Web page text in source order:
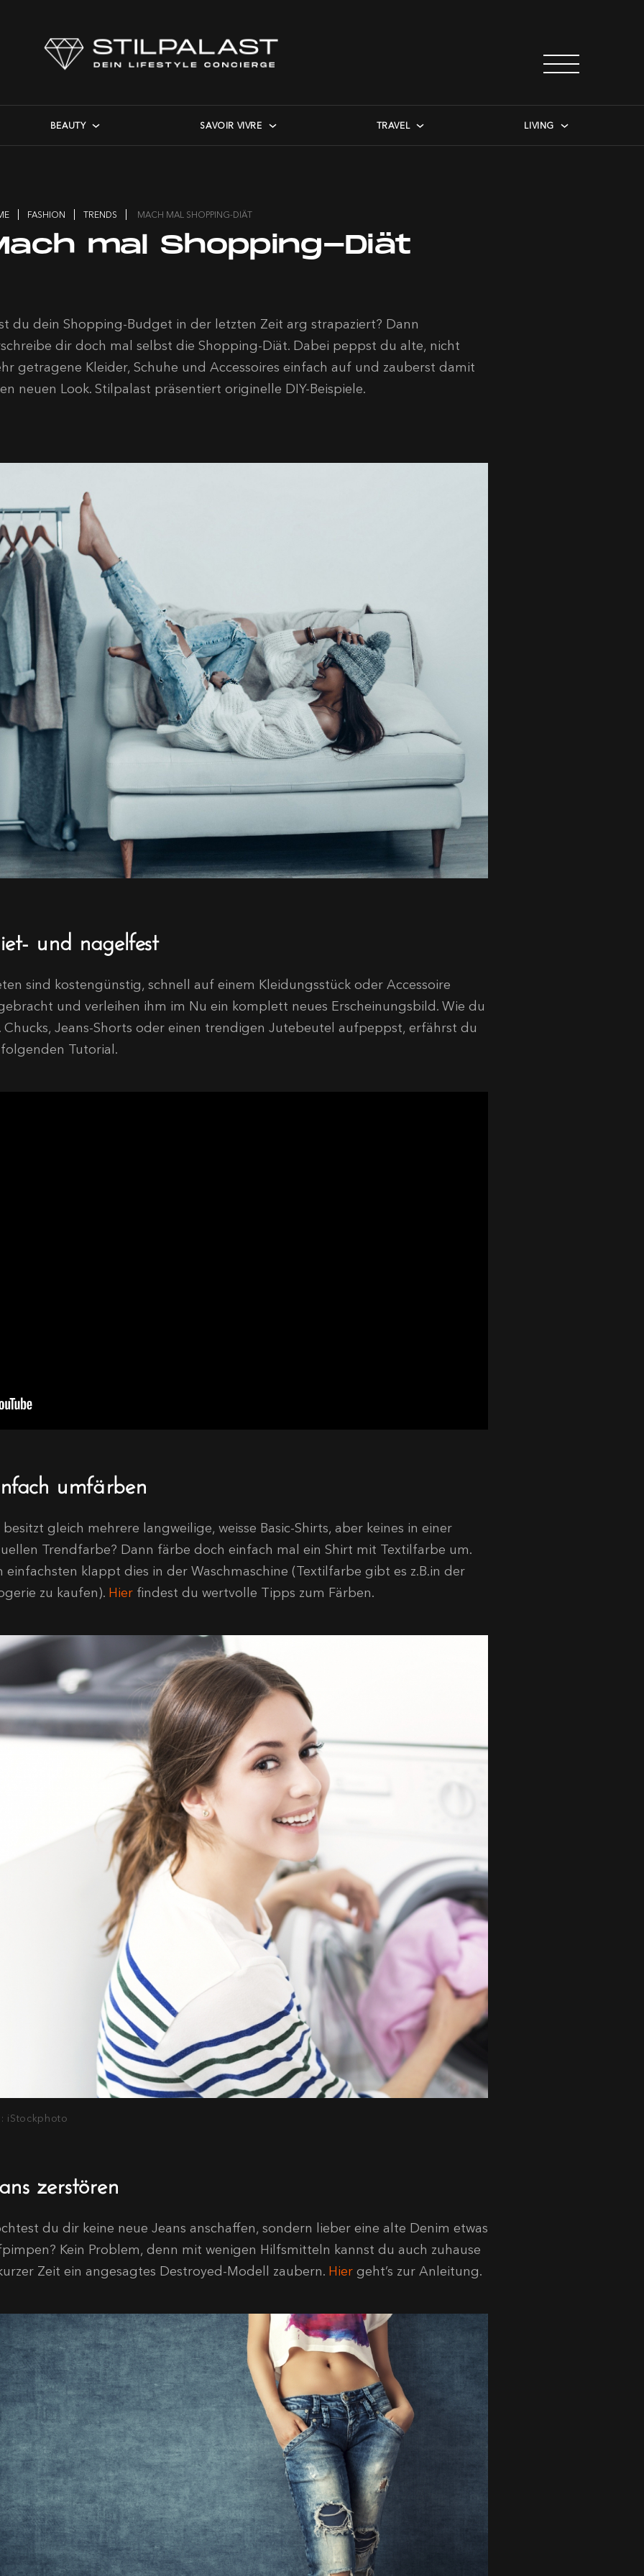
BEAUTY SAVOIR VIVRE TRAVEL LIVING
FASHION TRENDS MACH MAL SHOPPING-DIÄT
mal Shopping-Diät
du dein Shopping-Budget in der letzten Zeit arg strapaziert? Dann
dir doch mal selbst die Shopping-Diät. Dabei peppst du alte, nicht
getragene Kleider, Schuhe und Accessoires einfach auf und zauberst damit
neuen Look. Stilpalast präsentiert originelle DIY-Beispiele.
und nagelfest
sind kostengünstig, schnell auf einem Kleidungsstück oder Accessoire
und verleihen ihm im Nu ein komplett neues Erscheinungsbild. Wie du
Chucks, Jeans-Shorts oder einen trendigen Jutebeutel aufpeppst, erfährst du
Tutorial.
umfärben
gleich mehrere langweilige, weisse Basic-Shirts, aber keines in einer
Trendfarbe? Dann färbe doch einfach mal ein Shirt mit Textilfarbe um.
einfachsten klappt dies in der Waschmaschine (Textilfarbe gibt es z.B.in der
zu kaufen). Hier findest du wertvolle Tipps zum Färben.
iStockphoto
zerstören
du dir keine neue Jeans anschaffen, sondern lieber eine alte Denim etwas
Kein Problem, denn mit wenigen Hilfsmitteln kannst du auch zuhause
Zeit ein angesagtes Destroyed-Modell zaubern. Hier geht’s zur Anleitung.